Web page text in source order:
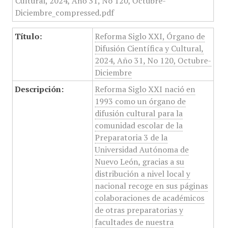
Título:
Reforma Siglo XXI, Órgano de
Difusión Científica y Cultural,
2024, Año 31, No 120, Octubre-
Diciembre
Descripción:
Reforma Siglo XXI nació en
1993 como un órgano de
difusión cultural para la
comunidad escolar de la
Preparatoria 3 de la
Universidad Autónoma de
Nuevo León, gracias a su
distribución a nivel local y
nacional recoge en sus páginas
colaboraciones de académicos
de otras preparatorias y
facultades de nuestra